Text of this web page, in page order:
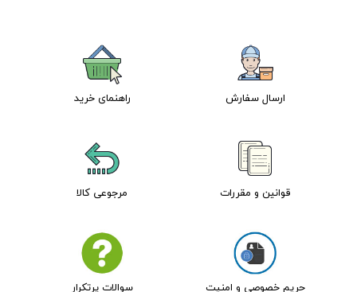
ارسال سفارش راهنمای خرید
قوانین و مقررات مرجوعی کالا
حریم خصوصی و امنیت سوالات پرتکرار